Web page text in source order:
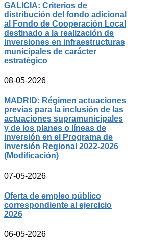
GALICIA: Criterios de
distribución del fondo adicional
al Fondo de Cooperación Local
destinado a la realización de
inversiones en infraestructuras
municipales de carácter
estratégico
08-05-2026
MADRID: Régimen actuaciones
previas para la inclusión de las
actuaciones supramunicipales
y de los planes o líneas de
inversión en el Programa de
Inversión Regional 2022-2026
(Modificación)
07-05-2026
Oferta de empleo público
correspondiente al ejercicio
2026
06-05-2026